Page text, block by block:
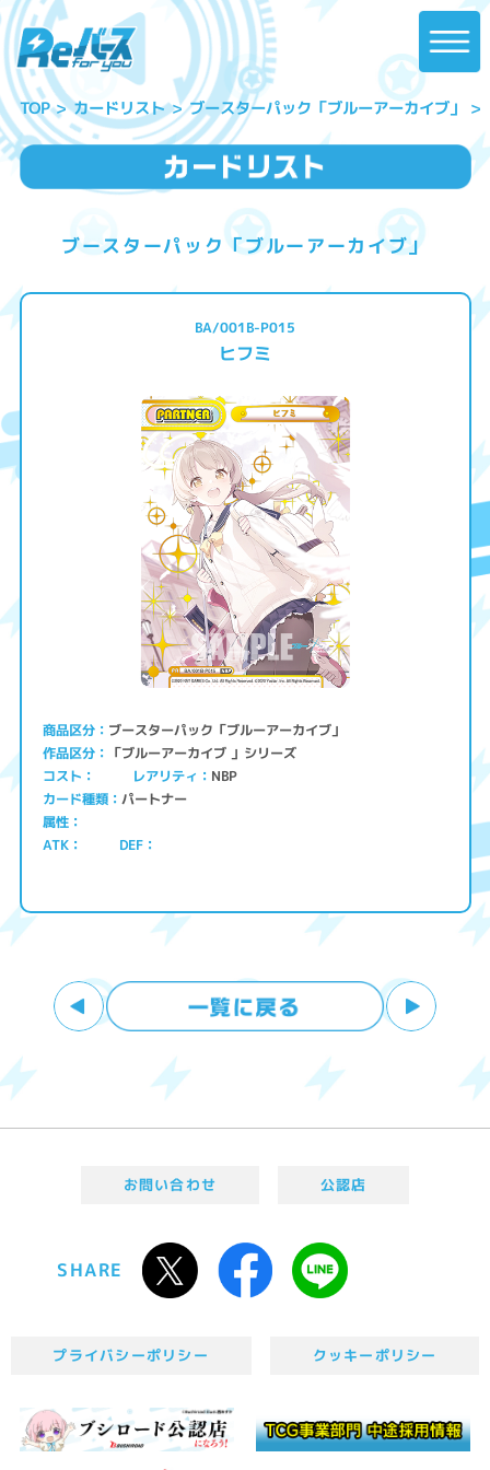
TOP カードリスト ブースターパック「ブルーアーカイブ」
ブースターパック「ブルーアーカイブ」
BA/001B-P015
ヒフミ
商品区分 ブースターパック「ブルーアーカイブ」
作品区分 「ブルーアーカイブ 」シリーズ
コスト レアリティ NBP
カード種類 パートナー
属性
ATK
DEF
お問い合わせ 公認店
SHARE
プライバシーポリシー クッキーポリシー